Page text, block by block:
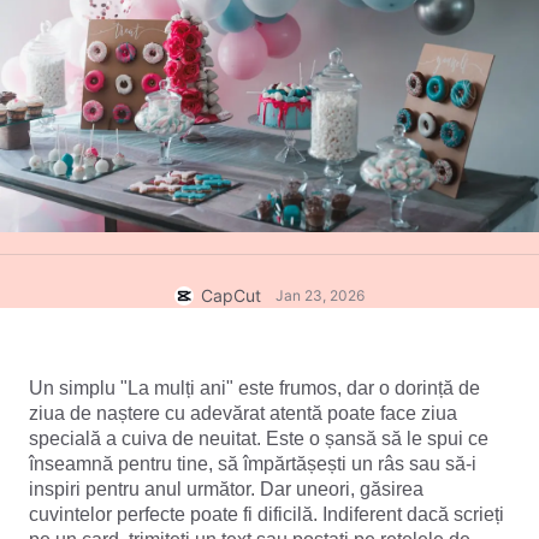
Text și audio
Subtitrări automate
Șabloane de subtitrări
Recunoaștere vocală
Reducerea zgomotului
Imagine
Marketing
Stil de viață și vloguri
Design personalizat
Mai multe
Favorite
Tendințe și sugestii privind șabloanele
Mai multe
Șabloane pentru industrii
Șabloane retrospective
Centrul de autorizare
Centrul de ajutor
NewsRoom
Despre Condițiile de utilizare a serviciului CapCut
Dreamina Seedance 2.0 Launch
Deschide CapCut
CapCut Jan 23, 2026
Un simplu "La mulți ani" este frumos, dar o dorință de
ziua de naștere cu adevărat atentă poate face ziua
specială a cuiva de neuitat. Este o șansă să le spui ce
înseamnă pentru tine, să împărtășești un râs sau să-i
inspiri pentru anul următor. Dar uneori, găsirea
cuvintelor perfecte poate fi dificilă. Indiferent dacă scrieți